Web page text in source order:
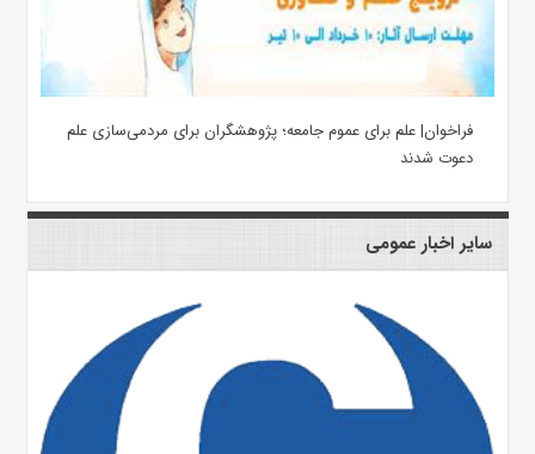
فراخوان| علم برای عموم جامعه؛ پژوهشگران برای مردمی‌سازی علم
دعوت شدند
سایر اخبار عمومی